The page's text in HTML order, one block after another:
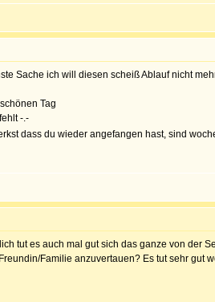
Sache ich will diesen scheiß Ablauf nicht
Tag
-.-
dass du wieder angefangen hast, sind
tut es auch mal gut sich das ganze von der
Familie anzuvertauen? Es tut sehr gut